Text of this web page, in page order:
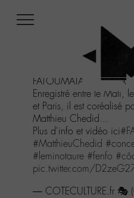
menu
Aller
au
contenu
Aller
FATOUMATA DIAWARA
Enregistré entre le Mali,
et Paris, il est coréalisé
Matthieu Chedid...
Plus d'info et vidéo ici
#MatthieuChedid
#leminotaure #fenfo
pic.twitter.com/
— COTECULTURE.fr 🎭